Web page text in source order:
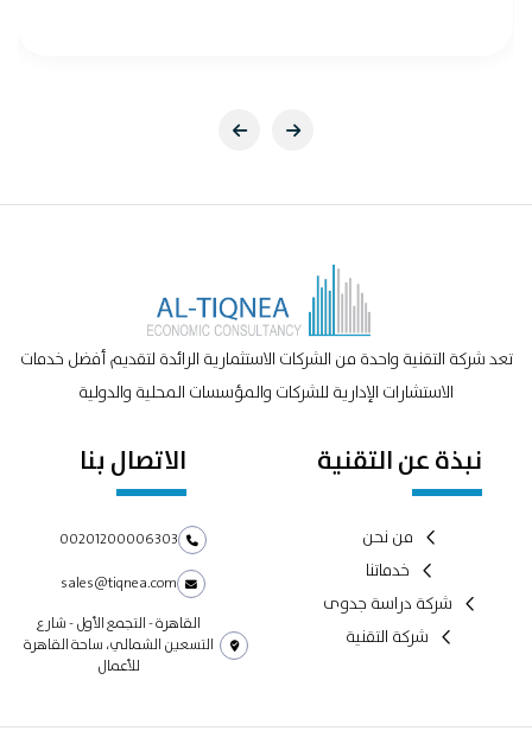
تعد شركة التقنية واحدة من الشركات الاستثمارية الرائدة لتقديم أفضل خدمات
الاستشارات الإدارية للشركات والمؤسسات المحلية والدولية
نبذة عن التقنية
من نحن
خدماتنا
شركة دراسة جدوى
شركة التقنية
الاتصال بنا
00201200006303
sales@tiqnea.com
القاهرة - التجمع الأول - شارع
التسعين الشمالي، ساحة القاهرة
للأعمال